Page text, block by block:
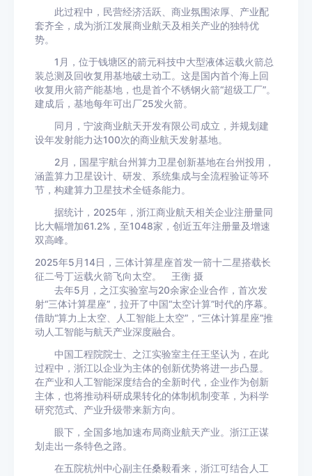
此过程中，民营经济活跃、商业氛围浓厚、产业配
套齐全，成为浙江发展商业航天及相关产业的独特优
势。
1月，位于钱塘区的箭元科技中大型液体运载火箭总
装总测及回收复用基地破土动工。这是国内首个海上回
收复用火箭产能基地，也是首个不锈钢火箭“超级工厂”。
建成后，基地每年可出厂25发火箭。
同月，宁波商业航天开发有限公司成立，并规划建
设年发射能力达100次的商业航天发射基地。
2月，国星宇航台州算力卫星创新基地在台州投用，
涵盖算力卫星设计、研发、系统集成与全流程验证等环
节，构建算力卫星技术全链条能力。
据统计，2025年，浙江商业航天相关企业注册量同
比大幅增加61.2%，至1048家，创近五年注册量及增速
双高峰。
2025年5月14日，三体计算星座首发一箭十二星搭载长
征二号丁运载火箭飞向太空。 王衡 摄
去年5月，之江实验室与20余家企业合作，首次发
射“三体计算星座”，拉开了中国“太空计算”时代的序幕。
借助“算力上太空、人工智能上太空”，“三体计算星座”推
动人工智能与航天产业深度融合。
中国工程院院士、之江实验室主任王坚认为，在此
过程中，浙江以企业为主体的创新优势将进一步凸显。
在产业和人工智能深度结合的全新时代，企业作为创新
主体，也将推动科研成果转化的体制机制变革，为科学
研究范式、产业升级带来新方向。
眼下，全国多地加速布局商业航天产业。浙江正谋
划走出一条特色之路。
在五院杭州中心副主任桑毅看来，浙江可结合人工